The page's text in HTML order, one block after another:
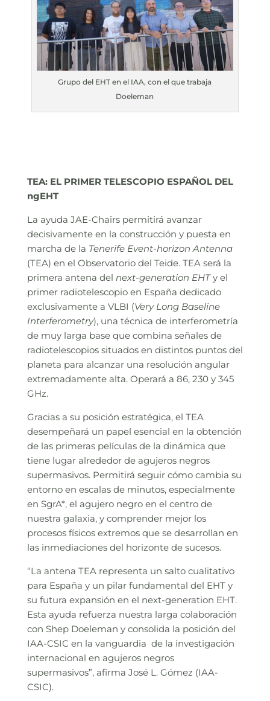
Grupo del EHT en el IAA, con el que trabaja
Doeleman
TEA: EL PRIMER TELESCOPIO ESPAÑOL DEL
ngEHT
La ayuda JAE-Chairs permitirá avanzar
decisivamente en la construcción y puesta en
marcha de la Tenerife Event-horizon Antenna
(TEA) en el Observatorio del Teide. TEA será la
primera antena del next-generation EHTy el
primer radiotelescopio en España dedicado
exclusivamente a VLBI (Very Long Baseline
Interferometry), una técnica de interferometría
de muy larga base que combina señales de
radiotelescopios situados en distintos puntos del
planeta para alcanzar una resolución angular
extremadamente alta. Operará a 86, 230 y 345
GHz.
Gracias a su posición estratégica, el TEA
desempeñará un papel esencial en la obtención
de las primeras películas de la dinámica que
tiene lugar alrededor de agujeros negros
supermasivos. Permitirá seguir cómo cambia su
entorno en escalas de minutos, especialmente
en SgrA*, el agujero negro en el centro de
nuestra galaxia, y comprender mejor los
procesos físicos extremos que se desarrollan en
las inmediaciones del horizonte de sucesos.
“La antena TEA representa un salto cualitativo
para España y un pilar fundamental del EHT y
su futura expansión en el next-generation EHT.
Esta ayuda refuerza nuestra larga colaboración
con Shep Doeleman y consolida la posición del
IAA-CSIC en la vanguardia de la investigación
internacional en agujeros negros
supermasivos”, afirma José L. Gómez (IAA-
CSIC).